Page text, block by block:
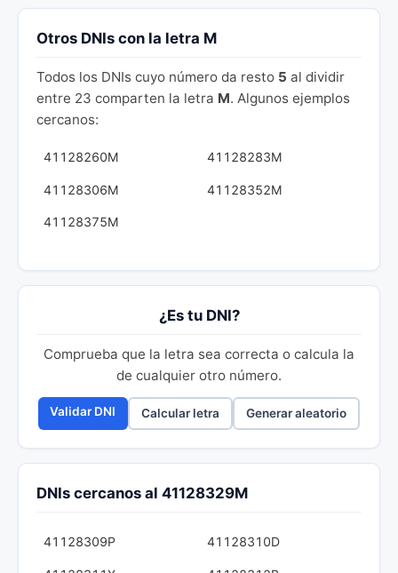
Otros DNIs con la letra M
Todos los DNIs cuyo número da resto 5 al dividir
entre 23 comparten la letra M. Algunos ejemplos
cercanos:
41128260M 41128283M
41128306M 41128352M
41128375M
¿Es tu DNI?
Comprueba que la letra sea correcta o calcula la
de cualquier otro número.
Validar DNI Calcular letra Generar aleatorio
DNIs cercanos al 41128329M
41128309P 41128310D